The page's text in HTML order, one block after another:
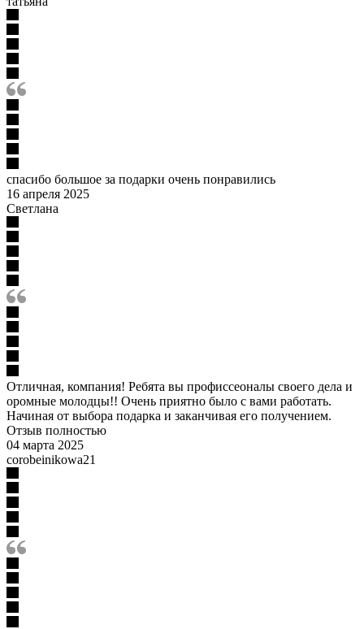
спасибо большое за подарки очень понравились
16 апреля 2025
Светлана
Отличная, компания! Ребята вы профиссеоналы своего дела и
оромные молодцы!! Очень приятно было с вами работать.
Начиная от выбора подарка и заканчивая его получением.
Отзыв полностью
04 марта 2025
corobeinikowa21